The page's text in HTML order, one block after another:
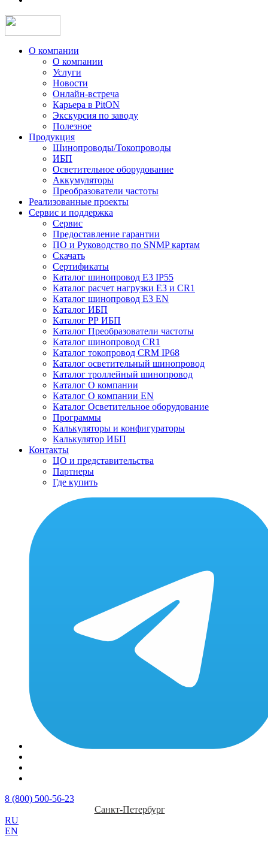
О компании
О компании
Услуги
Новости
Онлайн-встреча
Карьера в PitON
Экскурсия по заводу
Полезное
Продукция
Шинопроводы/Токопроводы
ИБП
Осветительное оборудование
Аккумуляторы
Преобразователи частоты
Реализованные проекты
Сервис и поддержка
Сервис
Предоставление гарантии
ПО и Руководство по SNMP картам
Скачать
Сертификаты
Каталог шинопровод E3 IP55
Каталог расчет нагрузки Е3 и CR1
Каталог шинопровод E3 EN
Каталог ИБП
Каталог РР ИБП
Каталог Преобразователи частоты
Каталог шинопровод CR1
Каталог токопровод CRM IP68
Каталог осветительный шинопровод
Каталог троллейный шинопровод
Каталог О компании
Каталог О компании EN
Каталог Осветительное оборудование
Программы
Калькуляторы и конфигураторы
Калькулятор ИБП
Контакты
ЦО и представительства
Партнеры
Где купить
8 (800) 500-56-23
Санкт-Петербург
RU
EN